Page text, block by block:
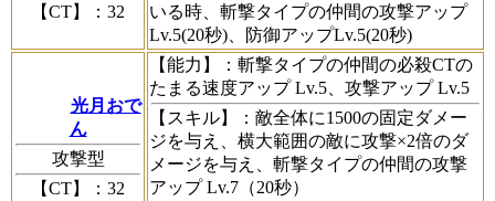
【CT】
：32
いる時、斬撃タイプの仲間の攻撃アップ
Lv.5(20秒)、防御アップLv.5(20秒)
光月おで
ん
攻撃型
【CT】
：32
【能力】
：斬撃タイプの仲間の必殺CTの
たまる速度アップ Lv.5、攻撃アップ Lv.5
【スキル】
：敵全体に1500の固定ダメー
ジを与え、横大範囲の敵に攻撃×2倍のダ
メージを与え、斬撃タイプの仲間の攻撃
アップ Lv.7（20秒）